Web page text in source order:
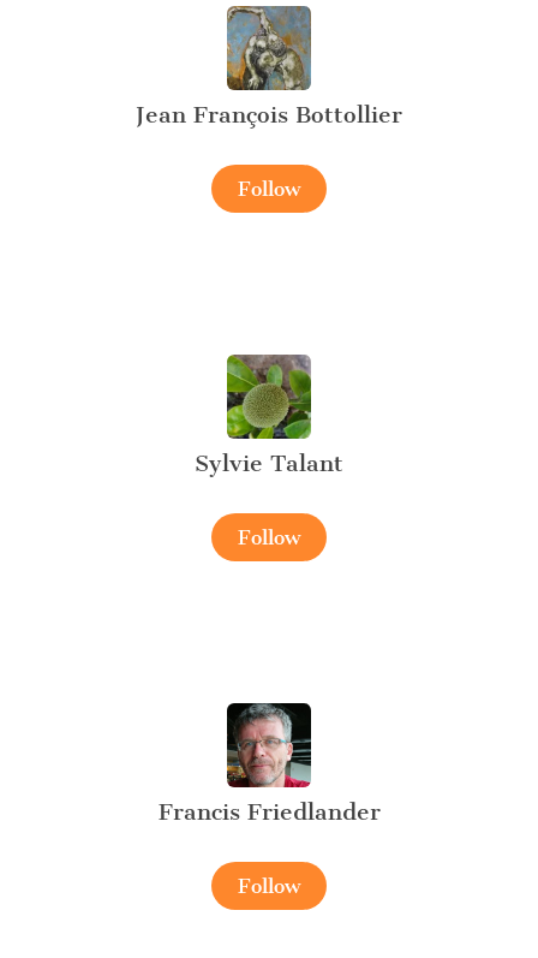
Jean François Bottollier
Follow
Sylvie Talant
Follow
Francis Friedlander
Follow